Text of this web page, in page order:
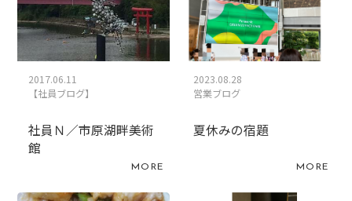
2017.06.11
【社員ブログ】
社員Ｎ／市原湖畔美術
館
MORE
2023.08.28
営業ブログ
夏休みの宿題
MORE